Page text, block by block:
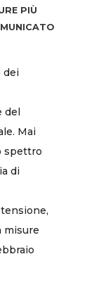
PIÙ
dei
del
Mai
spettro
di
misure